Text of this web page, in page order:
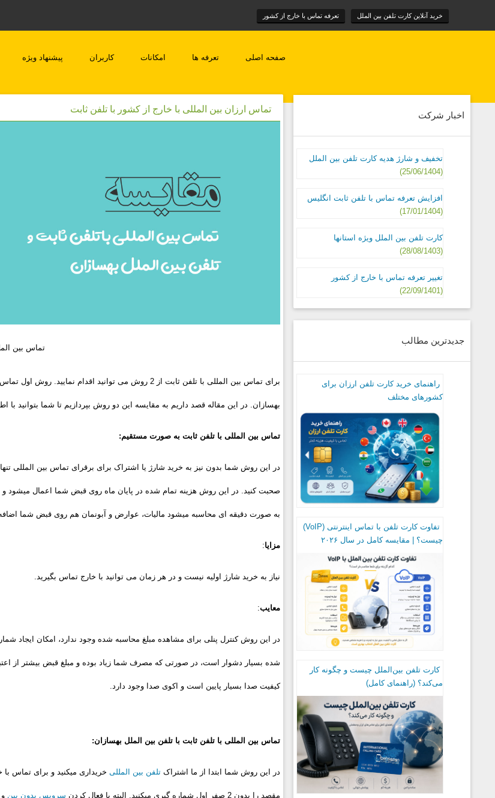
خرید آنلاین کارت تلفن بین الملل تعرفه تماس با خارج از کشور
صفحه اصلی تعرفه ها امکانات کاربران پیشنهاد ویژه
اخبار شرکت
تخفیف و شارژ هدیه کارت تلفن بین الملل
(25/06/1404)
افزایش تعرفه تماس با تلفن ثابت انگلیس
(17/01/1404)
کارت تلفن بین الملل ویژه استانها
(28/08/1403)
تغییر تعرفه تماس با خارج از کشور
(22/09/1401)
جدیدترین مطالب
راهنمای خرید کارت تلفن ارزان برای
کشورهای مختلف
تفاوت کارت تلفن با تماس اینترنتی (VoIP)
چیست؟ | مقایسه کامل در سال ۲۰۲۶
کارت تلفن بین‌الملل چیست و چگونه کار
می‌کند؟ (راهنمای کامل)
تماس ارزان بین المللی با خارج از کشور با تلفن ثابت
تماس بین
برای تماس بین المللی با تلفن ثابت از 2 روش می
بهسازان. در این مقاله قصد داریم به مقایسه این دو روش بپردازیم تا شما بتوانید با
تماس بین المللی با تلفن ثابت به صورت مستقیم:
در این روش شما بدون نیز به خرید شارژ یا اشتراک برای برقرای تماس بین المللی
صحبت کنید. در این روش هزینه تمام شده در پایان ماه روی قبض شما اعمال میشود و
به صورت دقیقه ای محاسبه میشود مالیات، عوارض و آبونمان هم روی قبض شما اضافه میشود که چیزی در حدود
مزایا:
نیاز به خرید شارژ اولیه نیست و در هر زمان می توانید با خارج تماس بگیرید.
معایب:
در این روش کنترل پنلی برای مشاهده مبلغ محاسبه شده وجود ندارد، امکان ایجاد
شده بسیار دشوار است، در صورتی که مصرف شما زیاد بوده و مبلغ قبض بیشتر از
کیفیت صدا بسیار پایین است و اکوی صدا وجود دارد.
تماس بین المللی با تلفن ثابت با تلفن بین الملل بهسازان:
در این روش شما ابتدا از ما اشتراک تلفن بین المللی خریداری میکنید و برای تماس با
مقصد را بدون 2 صفر اول شماره گیری میکنید. البته با فعال کردن سرویس بدون پین